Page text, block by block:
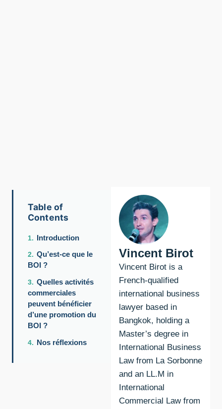
Table of
Contents
Introduction
Qu’est-ce que le
BOI ?
Quelles activités
commerciales
peuvent bénéficier
d’une promotion du
BOI ?
Nos réflexions
Vincent Birot
Vincent Birot is a
French-qualified
international business
lawyer based in
Bangkok, holding a
Master’s degree in
International Business
Law from La Sorbonne
and an LL.M in
International
Commercial Law from